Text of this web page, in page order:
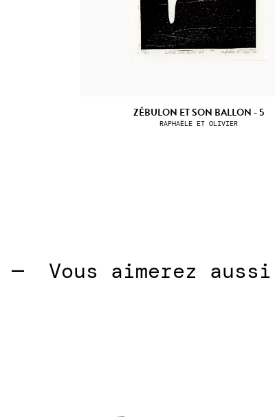
ZÉBULON ET SON BALLON - 5
RAPHAËLE ET OLIVIER
Vous aimerez aussi